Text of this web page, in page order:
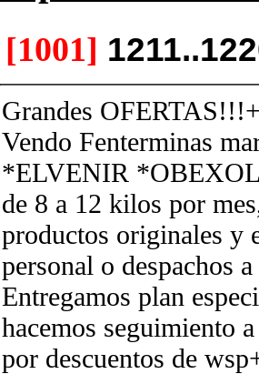
Grandes
Vendo Fenterminas
*ELVENIR
de 8 a 12 kilos por
productos originales y
personal o despachos
Entregamos plan
hacemos seguimiento
por descuentos de